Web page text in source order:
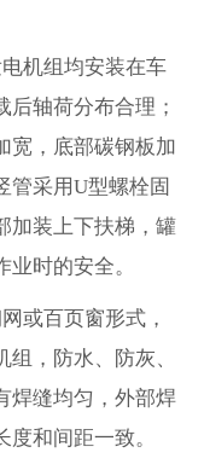
机组均安装在车
轴荷分布合理；
宽，底部碳钢板加
管采用U型螺栓固
加装上下扶梯，罐
时的安全。
或百页窗形式，
，防水、防灰、
焊缝均匀，外部焊
和间距一致。